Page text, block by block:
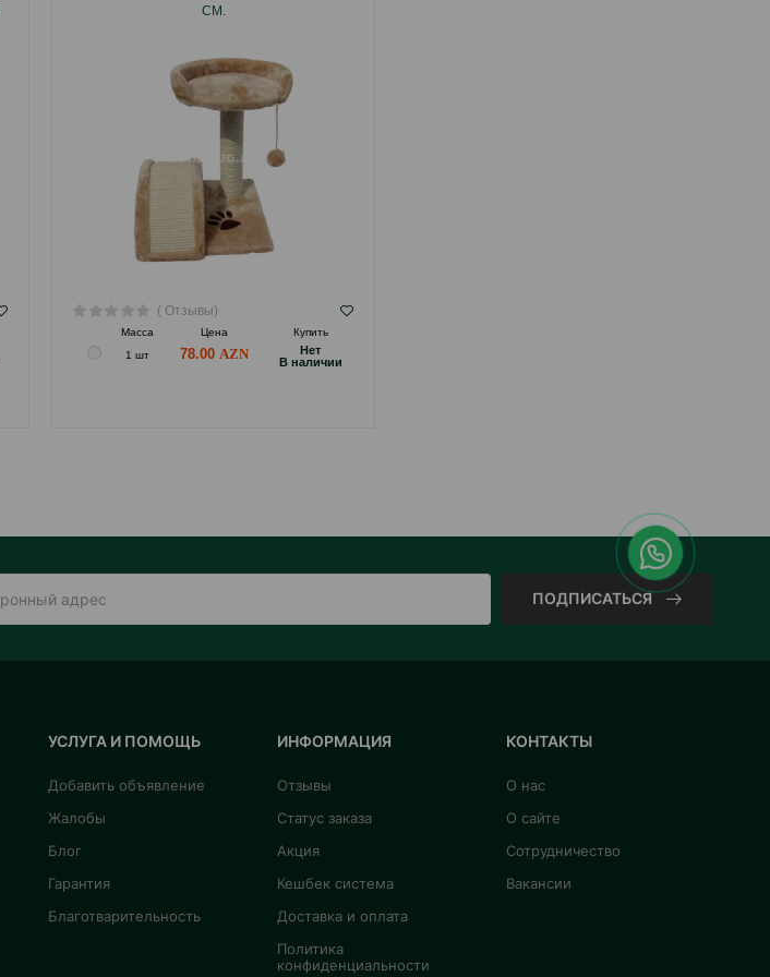
СМ.
( Отзывы)
Масса Цена
Купить
1 шт
78.00
Hет
B наличии
ПОДПИСАТЬСЯ
УСЛУГА И ПОМОЩЬ
Добавить объявление
Жалобы
Блог
Гарантия
Благотварительность
ИНФОРМАЦИЯ
Отзывы
Статус заказа
Акция
Кешбек система
Доставка и оплата
Политика
конфиденциальности
КОНТАКТЫ
О нас
О сайте
Сотрудничество
Вакансии